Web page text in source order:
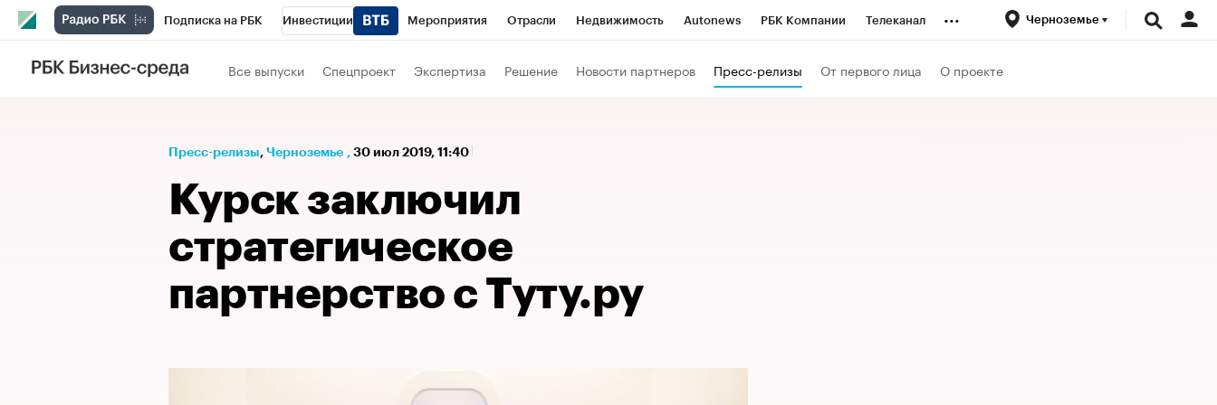
Подписка на РБК Инвестиции Мероприятия Отрасли Недвижимость Autonews РБК Компании Телеканал
РБК Вино
Проверка контрагентов
... Черноземье
Все выпуски Спецпроект Экспертиза Решение Новости партнеров Пресс-релизы От первого лица О проекте
Пресс-релизы⁠, Черноземье , 30 июл 2019, 11:40
Курск заключил
стратегическое
партнерство с Туту.ру